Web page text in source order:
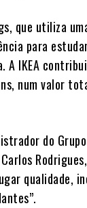
que utiliza
para
. A IKEA
num valor
do Grupo
Rodrigues,
qualidade,
.